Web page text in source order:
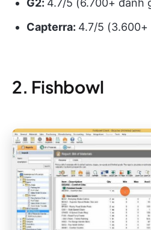
Capterra: 4.7/5 (3.600+
2. Fishbowl